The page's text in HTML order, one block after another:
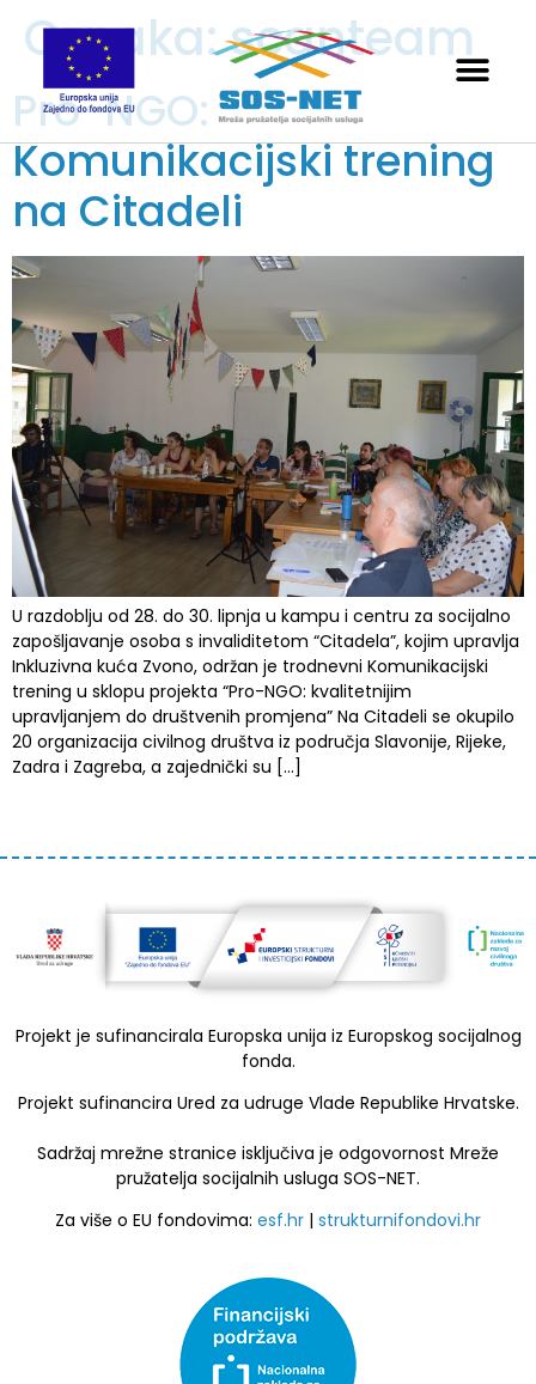
Oznaka:scanteam
Pro-NGO:
Komunikacijski trening
na Citadeli
U razdoblju od 28. do 30. lipnja u kampu i centru za socijalno
zapošljavanje osoba s invaliditetom “Citadela”, kojim upravlja
Inkluzivna kuća Zvono, održan je trodnevni Komunikacijski
trening u sklopu projekta “Pro-NGO: kvalitetnijim
upravljanjem do društvenih promjena” Na Citadeli se okupilo
20 organizacija civilnog društva iz područja Slavonije, Rijeke,
Zadra i Zagreba, a zajednički su […]
Projekt je sufinancirala Europska unija iz Europskog socijalnog
fonda.
Projekt sufinancira Ured za udruge Vlade Republike Hrvatske.
Sadržaj mrežne stranice isključiva je odgovornost Mreže
pružatelja socijalnih usluga SOS-NET.
Za više o EU fondovima: esf.hr | strukturnifondovi.hr